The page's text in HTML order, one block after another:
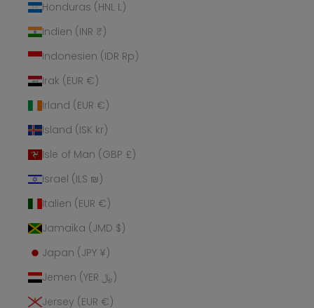
Honduras (HNL L)
Indien (INR ₹)
Indonesien (IDR Rp)
Irak (EUR €)
Irland (EUR €)
Island (ISK kr)
Isle of Man (GBP £)
Israel (ILS ₪)
Italien (EUR €)
Jamaika (JMD $)
Japan (JPY ¥)
Jemen (YER ﷼)
Jersey (EUR €)